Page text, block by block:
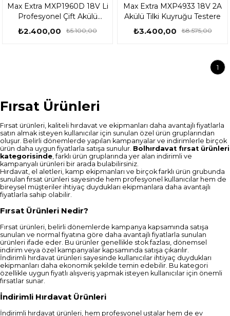
Max Extra MXP1960D 18V Li
Profesyonel Çift Akülü
Darbeli Matkap
₺2.400,00 ₺5.100,00
Max Extra MXP4933 18V 2A
Akülü Tilki Kuyruğu Testere
₺3.400,00 ₺8.575,00
1
Fırsat Ürünleri
Fırsat ürünleri, kaliteli hırdavat ve ekipmanları daha avantajlı fiyatlarla
satın almak isteyen kullanıcılar için sunulan özel ürün gruplarından
oluşur. Belirli dönemlerde yapılan kampanyalar ve indirimlerle birçok
ürün daha uygun fiyatlarla satışa sunulur. Bolhırdavat fırsat ürünleri
kategorisinde , farklı ürün gruplarında yer alan indirimli ve
kampanyalı ürünleri bir arada bulabilirsiniz.
Hırdavat, el aletleri, kamp ekipmanları ve birçok farklı ürün grubunda
sunulan fırsat ürünleri sayesinde hem profesyonel kullanıcılar hem de
bireysel müşteriler ihtiyaç duydukları ekipmanlara daha avantajlı
fiyatlarla sahip olabilir.
Fırsat Ürünleri Nedir?
Fırsat ürünleri, belirli dönemlerde kampanya kapsamında satışa
sunulan ve normal fiyatına göre daha avantajlı fiyatlarla sunulan
ürünleri ifade eder. Bu ürünler genellikle stok fazlası, dönemsel
indirim veya özel kampanyalar kapsamında satışa çıkarılır.
İndirimli hırdavat ürünleri sayesinde kullanıcılar ihtiyaç duydukları
ekipmanları daha ekonomik şekilde temin edebilir. Bu kategori
özellikle uygun fiyatlı alışveriş yapmak isteyen kullanıcılar için önemli
fırsatlar sunar.
İndirimli Hırdavat Ürünleri
İndirimli hırdavat ürünleri, hem profesyonel ustalar hem de ev